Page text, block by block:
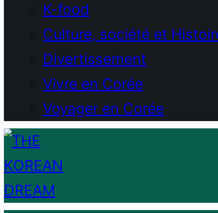
K-food
Culture, société et
Divertissement
Vivre en Corée
Voyager en Corée